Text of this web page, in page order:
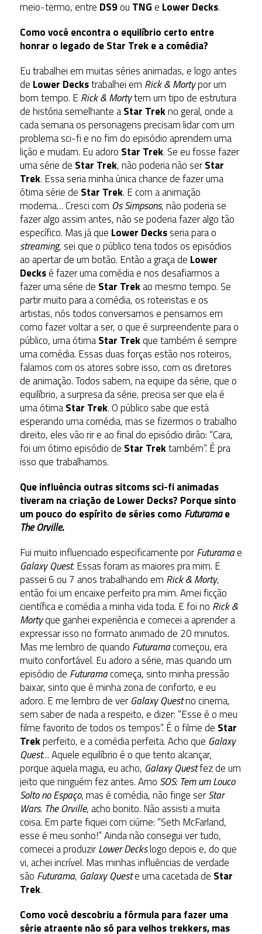
meio-termo, entre DS9ou TNGe Lower Decks.
Como você encontra o equilíbrio certo entre
honrar o legado de Star Trek e a comédia?
Eu trabalhei em muitas séries animadas, e logo antes
de Lower Deckstrabalhei em Rick & Mortypor um
bom tempo. E Rick & Mortytem um tipo de estrutura
de história semelhante aStar Trekno geral, onde a
cada semana os personagens precisam lidar com um
problema sci-fi e no fim do episódio aprendem uma
lição e mudam. Eu adoro Star Trek. Se eu fosse fazer
uma série de Star Trek, não poderia não serStar
Trek. Essa seria minha única chance de fazer uma
ótima série de Star Trek. E com a animação
moderna… Cresci com Os Simpsons, não poderia se
fazer algo assim antes, não se poderia fazer algo tão
específico. Mas já que Lower Decksseria para o
streaming, sei que o público teria todos os episódios
ao apertar de um botão. Então a graça de Lower
Decksé fazer uma comédia e nos desafiarmos a
fazer uma série de Star Trekao mesmo tempo. Se
partir muito para a comédia, os roteiristas e os
artistas, nós todos conversamos e pensamos em
como fazer voltar a ser, o que é surpreendente para o
público, uma ótimaStar Trekque também é sempre
uma comédia. Essas duas forças estão nos roteiros,
falamos com os atores sobre isso, com os diretores
de animação. Todos sabem, na equipe da série, que o
equilíbrio, a surpresa da série, precisa ser que ela é
uma ótimaStar Trek. O público sabe que está
esperando uma comédia, mas se fizermos o trabalho
direito, eles vão rir e ao final do episódio dirão: “Cara,
foi um ótimo episódio de Star Trektambém”. É pra
isso que trabalhamos.
Que influência outras sitcoms sci-fi animadas
tiveram na criação de Lower Decks? Porque sinto
um pouco do espírito de séries como Futuramae
The Orville.
Fui muito influenciado especificamente porFuturamae
Galaxy Quest. Essas foram as maiores pra mim. E
passei 6 ou 7 anos trabalhando em Rick & Morty,
então foi um encaixe perfeito pra mim. Amei ficção
científica e comédia a minha vida toda. E foi no Rick &
Mortyque ganhei experiência e comecei a aprender a
expressar isso no formato animado de 20 minutos.
Mas me lembro de quando Futuramacomeçou, era
muito confortável. Eu adoro a série, mas quando um
episódio de Futuramacomeça, sinto minha pressão
baixar, sinto que é minha zona de conforto, e eu
adoro. E me lembro de verGalaxy Questno cinema,
sem saber de nada a respeito, e dizer: “Esse é o meu
filme favorito de todos os tempos”. É o filme de Star
Trekperfeito, e a comédia perfeita. Acho que Galaxy
Quest… Aquele equilíbrio é o que tento alcançar,
porque aquela magia, eu acho, Galaxy Questfez de um
jeito que ninguém fez antes. Amo SOS: Tem um Louco
Solto no Espaço, mas é comédia, não finge serStar
Wars. The Orville, acho bonito. Não assisti a muita
coisa. Em parte fiquei com ciúme: “Seth McFarland,
esse é meu sonho!” Ainda não consegui ver tudo,
comecei a produzirLower Deckslogo depois e, do que
vi, achei incrível. Mas minhas influências de verdade
são Futurama, Galaxy Queste uma cacetada de Star
Trek.
Como você descobriu a fórmula para fazer uma
série atraente não só para velhos trekkers, mas